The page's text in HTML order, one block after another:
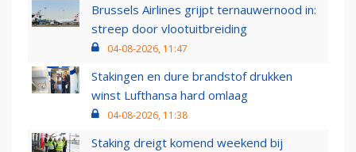
Brussels Airlines grijpt ternauwernood in:
streep door vlootuitbreiding
04-08-2026, 11:47
Stakingen en dure brandstof drukken
winst Lufthansa hard omlaag
04-08-2026, 11:38
Staking dreigt komend weekend bij